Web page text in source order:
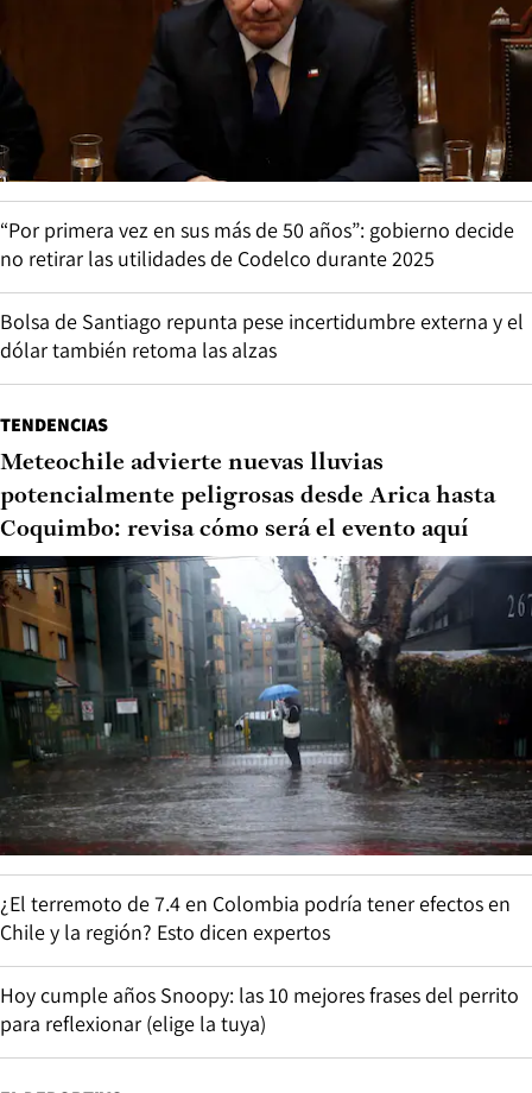
“Por primera vez en sus más de 50 años”: gobierno decide
no retirar las utilidades de Codelco durante 2025
Bolsa de Santiago repunta pese incertidumbre externa y el
dólar también retoma las alzas
TENDENCIAS
Meteochile advierte nuevas lluvias
potencialmente peligrosas desde Arica hasta
Coquimbo: revisa cómo será el evento aquí
¿El terremoto de 7.4 en Colombia podría tener efectos en
Chile y la región? Esto dicen expertos
Hoy cumple años Snoopy: las 10 mejores frases del perrito
para reflexionar (elige la tuya)